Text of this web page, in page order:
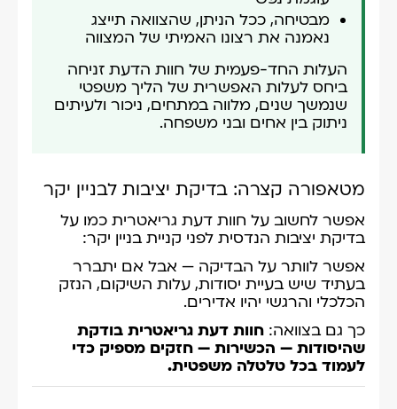
מבטיחה, ככל הניתן, שהצוואה תייצג
נאמנה את רצונו האמיתי של המצווה
העלות החד-פעמית של חוות הדעת זניחה
ביחס לעלות האפשרית של הליך משפטי
שנמשך שנים, מלווה במתחים, ניכור ולעיתים
ניתוק בין אחים ובני משפחה.
מטאפורה קצרה: בדיקת יציבות לבניין יקר
אפשר לחשוב על חוות דעת גריאטרית כמו על
בדיקת יציבות הנדסית לפני קניית בניין יקר:
אפשר לוותר על הבדיקה — אבל אם יתברר
בעתיד שיש בעיית יסודות, עלות השיקום, הנזק
הכלכלי והרגשי יהיו אדירים.
כך גם בצוואה: חוות דעת גריאטרית בודקת
שהיסודות — הכשירות — חזקים מספיק כדי
לעמוד בכל טלטלה משפטית.